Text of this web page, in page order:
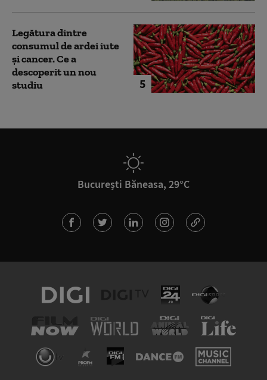
5
Legătura dintre
consumul de ardei iute
și cancer. Ce a
descoperit un nou
studiu
București Băneasa, 29°C